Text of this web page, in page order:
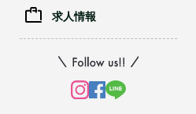
求人情報